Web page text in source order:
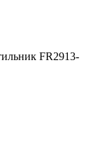
FR2913-